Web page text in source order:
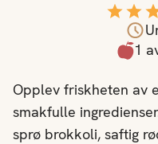
1
Opplev friskheten av
smakfulle
sprø brokkoli, saftig